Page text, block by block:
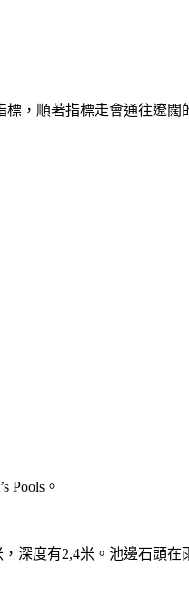
，順著指標走會通往遼闊
Pools 。
，深度有2,4米。池邊石頭在